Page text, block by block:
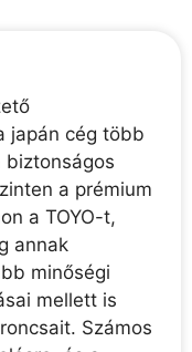
japán cég több
a prémium
a TOYO-t,
annak
minőségi
mellett is
Számos